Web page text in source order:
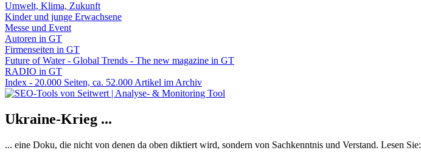
Umwelt, Klima, Zukunft
Kinder und junge Erwachsene
Messe und Event
Autoren in GT
Firmenseiten in GT
Future of Water - Global Trends - The new magazine in GT
RADIO in GT
Index - 20.000 Seiten, ca. 52.000 Artikel im Archiv
Ukraine-Krieg ...
... eine Doku, die nicht von denen da oben diktiert wird, sondern von Sachkenntnis und Verstand. Lesen Sie: